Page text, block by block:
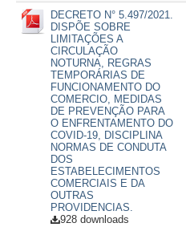
DECRETO N° 5.497/2021.
DISPÕE SOBRE
LIMITAÇÕES A
CIRCULAÇÃO
NOTURNA, REGRAS
TEMPORÁRIAS DE
FUNCIONAMENTO DO
COMERCIO, MEDIDAS
DE PREVENÇÃO PARA
O ENFRENTAMENTO DO
COVID-19, DISCIPLINA
NORMAS DE CONDUTA
DOS
ESTABELECIMENTOS
COMERCIAIS E DA
OUTRAS
PROVIDENCIAS.
928 downloads